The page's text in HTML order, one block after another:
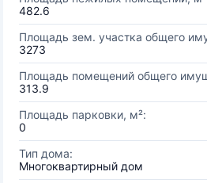
482.6
Площадь зем. участка общего
3273
Площадь помещений общего
313.9
Площадь парковки, м²:
0
Тип дома:
Многоквартирный дом